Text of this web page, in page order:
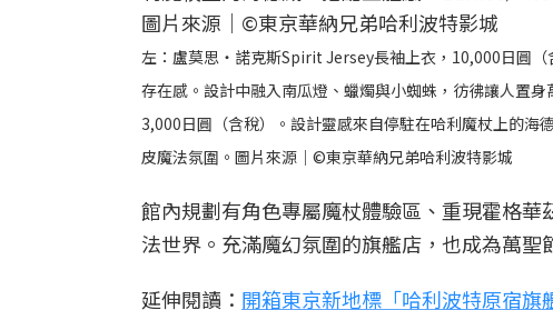
左：盧莫思・諾克斯Spirit Jersey長袖上衣，10,000日圓
存在感。設計中融入南瓜燈、蠟燭與小蜘蛛，彷彿讓人置
3,000日圓（含稅）。設計靈感來自停駐在哈利魔杖上的
皮魔法氛圍。圖片來源｜©東京華納兄弟哈利波特影城
館內規劃有角色專屬魔杖體驗區、重現霍格
法世界。充滿魔幻氛圍的旗艦店，也成為萬聖
延伸閱讀： 開箱東京新地標「哈利波特原宿